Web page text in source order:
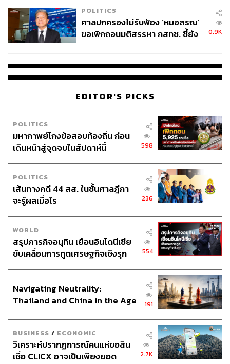
รายได้ยังไม่สูงนัก แต่กลับต้องแบกรับภาระค่าใช้จ่ายที่
สูงขึ้นตาม เรียกได้ว่ากลุ่มนี้ “ชนกำแพงรายได้” ซึ่ง
แม้ว่ากลุ่มวัยเริ่มทำงานจะเป็นกลุ่มที่ยังมีศักยภาพใน
การหารายได้ในอนาคต แต่ด้วยไลฟ์สไตล์การใช้ชีวิต
ระหว่าง 20-30 ปี) จึงมักเห็นพฤติกรรมการก่อหนี้โดย
ขาดวินัยทางการเงินที่ดี ทำให้รายได้ที่เพิ่มขึ้นน้อยอาจ
ไม่เพียงพอกับรายจ่ายที่เพิ่มขึ้นเป็นเงาตามตัว
กลุ่มวัยเกษียณ: จะเป็นช่วงวัยที่รายรับน้อย แต่รายจ่าย
ยังมีอยู่ จึงต้องหันมาพึ่งพาเงินออม รวมถึงสวัสดิการอื่น
ๆ หลังเกษียณ ซึ่งเรียกได้ว่าเป็นกลุ่มที่ “ชนกำแพงอายุ”
แก่ตัวลง แต่กลับยังต้องแบกภาระหนี้เรื้อรังที่สะสมมา
ตั้งแต่วัยทำงาน
กลุ่มวัยสร้างครอบครัว: โดยทั่วไปเป็นกลุ่มที่มีความ
สามารถในการเข้าถึงสินเชื่อและการชำระหนี้ได้ดีกว่า
2 กลุ่มแรก แต่ภาระหนี้ที่ต้องแบกรับสูงตั้งแต่วัยเริ่ม
ทำงาน รวมถึงยังมีภาระรุมเร้ารอบด้านทั้งเพื่อการใช้
จนรับผิดชอบพ่อแม่ รวมถึงดูแลลูกไปพร้อมกัน จึง
พบเห็นบางกลุ่มมีปัญหาสภาพคล่องที่น้อยลง ซึ่งมักจะ
เห็นกลุ่มนี้มีแนวโน้มก่อหนี้ในระดับสูงมากที่สุด เรียกได้
ว่าเป็นกลุ่ม “ชนกำแพงรายจ่าย” อย่างแท้จริง
ฉะนั้นแล้ว การจะแก้ไขปัญหาหนี้ครัวเรือน ไทยอย่างจริงจัง
จึงไม่ได้เป็นเพียงการแก้ไขในระดับครัวเรือนเพียงอย่างเดียว
POLITICS
ศาลปกครองไม่รับฟ้อง ‘หมอสรณ’
ขอเพิกถอนมติสรรหา กสทช. ชี้ยัง
0.9K
EDITOR'S PICKS
POLITICS
มหากาพย์โกงข้อสอบท้องถิ่น ก่อน
เดินหน้าสู่จุดจบในสัปดาห์นี้
598
POLITICS
เส้นทางคดี 44 สส. ในชั้นศาลฎีกา
จะรู้ผลเมื่อไร
236
WORLD
สรุปภารกิจอนุทิน เยือนอินโดนีเซีย
ขับเคลื่อนการทูตเศรษฐกิจเชิงรุก
554
Navigating Neutrality:
Thailand and China in the Age
191
BUSINESS / ECONOMIC
วิเคราะห์ปรากฏการณ์คนแห่ขอสิน
เชื่อ CLICX อาจเป็นเพียงยอด
2.7K